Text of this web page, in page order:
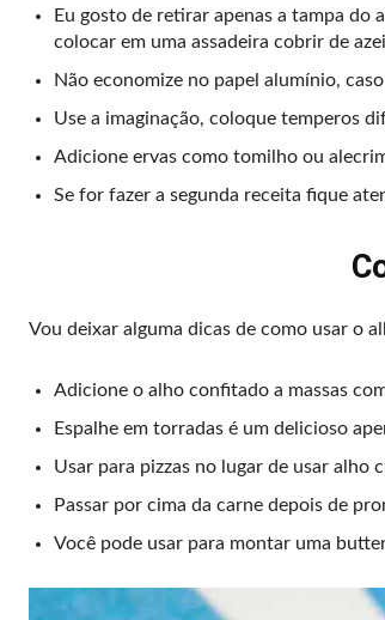
Eu gosto de retirar apenas a tampa do
colocar em uma assadeira cobrir de
Não economize no papel alumínio,
Use a imaginação, coloque temperos
Adicione ervas como tomilho ou
Se for fazer a segunda receita fique
Vou deixar alguma dicas de como usar o
Adicione o alho confitado a massas
Espalhe em torradas é um delicioso
Usar para pizzas no lugar de usar alho
Passar por cima da carne depois de
Você pode usar para montar uma